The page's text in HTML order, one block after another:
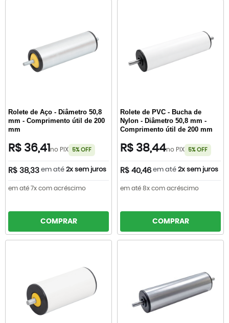
Rolete de Aço - Diâmetro 50,8
mm - Comprimento útil de 200
mm
R$ 36,41 no PIX 5% OFF
R$ 38,33 em até 2x sem juros
em até 7x com acréscimo
COMPRAR
Rolete de PVC - Bucha de
Nylon - Diâmetro 50,8 mm -
Comprimento útil de 200 mm
R$ 38,44no PIX 5% OFF
R$ 40,46 em até 2x sem juros
em até 8x com acréscimo
COMPRAR